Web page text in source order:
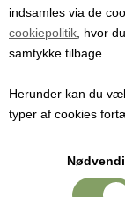
indsamles via de
cookiepolitik , hvor
samtykke tilbage.
Herunder kan du
typer af cookies
vitamin B1),
og stabil
4-10g næringsalt /10